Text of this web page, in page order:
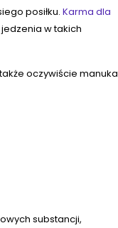
posiłku. Karma dla
w takich
oczywiście
substancji,